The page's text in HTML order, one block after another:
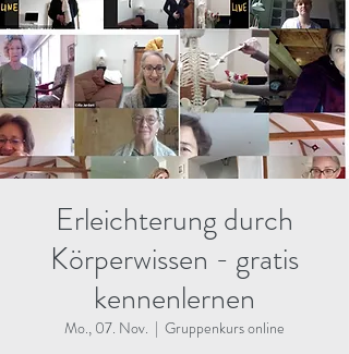
Erleichterung durch
Körperwissen - gratis
kennenlernen
Mo., 07. Nov.
  |
Gruppenkurs online